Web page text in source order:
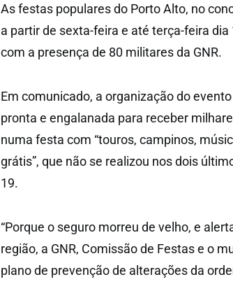
As festas populares do Porto Alto, no
a partir de sexta-feira e até terça-feira
com a presença de 80 militares da GNR.
Em comunicado, a organização do
pronta e engalanada para receber
numa festa com “touros, campinos,
grátis”, que não se realizou nos dois
19.
“Porque o seguro morreu de velho, e
região, a GNR, Comissão de Festas e o
plano de prevenção de alterações da